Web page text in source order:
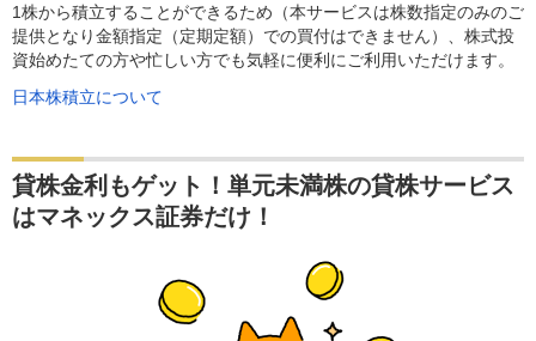
1株から積立することができるため（本サービスは株数指定のみのご
提供となり金額指定（定期定額）での買付はできません）、株式投
資始めたての方や忙しい方でも気軽に便利にご利用いただけます。
日本株積立について
貸株金利もゲット！単元未満株の貸株サービス
はマネックス証券だけ！